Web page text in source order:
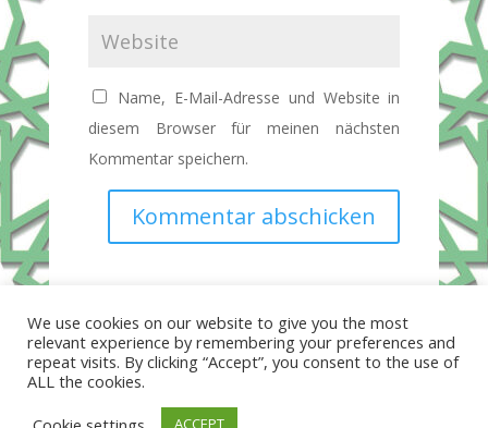
Name, E-Mail-Adresse und Website in
diesem Browser für meinen nächsten
Kommentar speichern.
Kommentar abschicken
We use cookies on our website to give you the most
relevant experience by remembering your preferences and
repeat visits. By clicking “Accept”, you consent to the use of
ALL the cookies.
ACCEPT